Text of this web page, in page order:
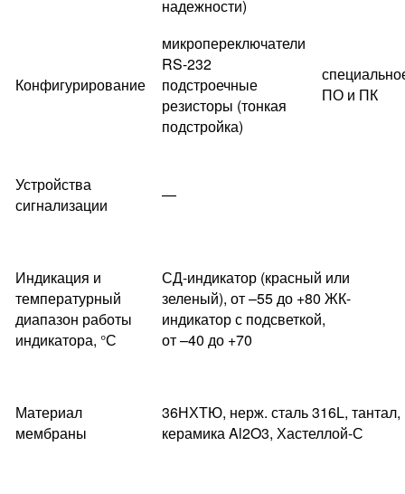
надежности)
Конфигурирование
микропереключатели
RS-232
подстроечные
резисторы (тонкая
подстройка)
ПО и ПК
Устройства
сигнализации
—
Индикация и
температурный
диапазон работы
индикатора, °С
СД-индикатор (красный или
зеленый), от –55 до +80 ЖК-
индикатор с подсветкой,
от –40 до +70
Материал
мембраны
36НХТЮ, нерж. сталь 316L, тантал,
керамика Al2O3, Хастеллой-С